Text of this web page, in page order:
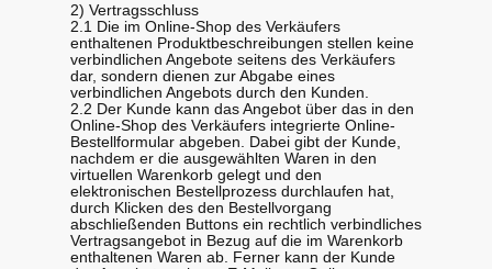
2) Vertragsschluss
2.1 Die im Online-Shop des Verkäufers
enthaltenen Produktbeschreibungen stellen keine
verbindlichen Angebote seitens des Verkäufers
dar, sondern dienen zur Abgabe eines
verbindlichen Angebots durch den Kunden.
2.2 Der Kunde kann das Angebot über das in den
Online-Shop des Verkäufers integrierte Online-
Bestellformular abgeben. Dabei gibt der Kunde,
nachdem er die ausgewählten Waren in den
virtuellen Warenkorb gelegt und den
elektronischen Bestellprozess durchlaufen hat,
durch Klicken des den Bestellvorgang
abschließenden Buttons ein rechtlich verbindliches
Vertragsangebot in Bezug auf die im Warenkorb
enthaltenen Waren ab. Ferner kann der Kunde